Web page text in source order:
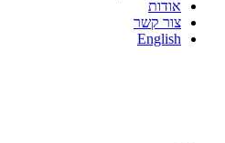
אודות
צור קשר
English